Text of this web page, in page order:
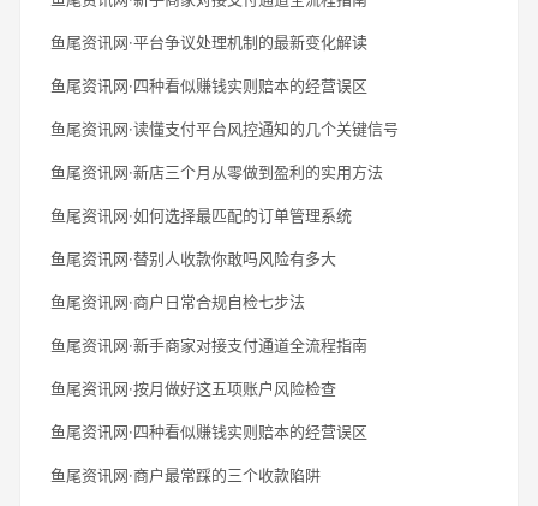
鱼尾资讯网·平台争议处理机制的最新变化解读
鱼尾资讯网·四种看似赚钱实则赔本的经营误区
鱼尾资讯网·读懂支付平台风控通知的几个关键信号
鱼尾资讯网·新店三个月从零做到盈利的实用方法
鱼尾资讯网·如何选择最匹配的订单管理系统
鱼尾资讯网·替别人收款你敢吗风险有多大
鱼尾资讯网·商户日常合规自检七步法
鱼尾资讯网·新手商家对接支付通道全流程指南
鱼尾资讯网·按月做好这五项账户风险检查
鱼尾资讯网·四种看似赚钱实则赔本的经营误区
鱼尾资讯网·商户最常踩的三个收款陷阱